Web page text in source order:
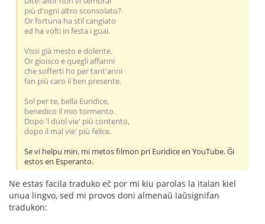
più d'ogni altro sconsolato?
Or fortuna ha stil cangiato
ed ha volti in festa i guai.
Vissi già mesto e dolente.
Or gioisco e quegli affanni
che sofferti ho per tant'anni
fan più caro il ben presente.
Sol per te, bella Euridice,
benedico il mio tormento.
Dopo 'l duol vie' più contento,
dopo il mal vie' più felice.
Se vi helpu min, mi metos filmon pri Euridice en YouTube. Ĝi
estos en Esperanto.
Ne estas facila traduko eĉ por mi kiu parolas la italan kiel
unua lingvo, sed mi provos doni almenaŭ laŭsignifan
tradukon: